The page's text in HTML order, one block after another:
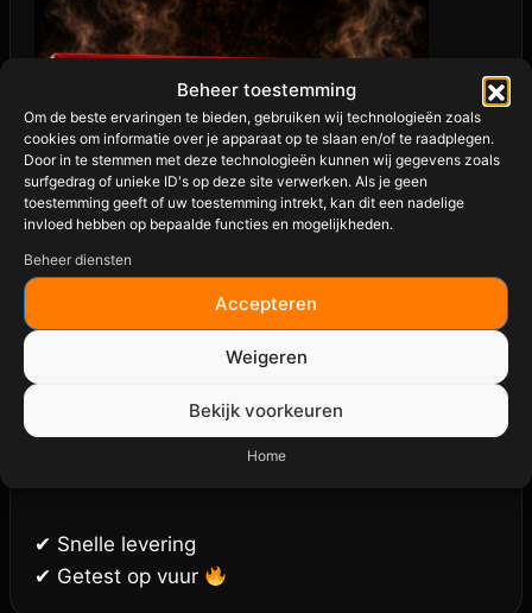
Beheer toestemming
Om de beste ervaringen te bieden, gebruiken wij technologieën zoals
cookies om informatie over je apparaat op te slaan en/of te raadplegen.
Door in te stemmen met deze technologieën kunnen wij gegevens zoals
surfgedrag of unieke ID's op deze site verwerken. Als je geen
toestemming geeft of uw toestemming intrekt, kan dit een nadelige
invloed hebben op bepaalde functies en mogelijkheden.
Beheer diensten
Accepteren
Weigeren
Bekijk voorkeuren
Home
ANGUS & OINK WINGS & CHICKEN THINGS
GIFT PACK
47,95
✔ Snelle levering
✔ Getest op vuur